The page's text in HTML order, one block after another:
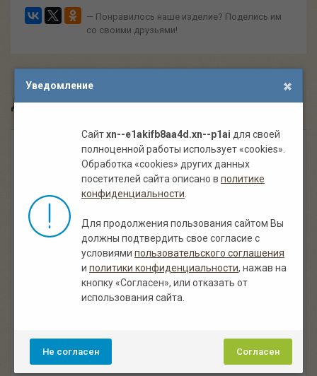
— Понравилось наше изделие? Поделись им
со своими друзьями!
Другие похожие крыши:
Тростниковые крыши
3 500.00 руб.
Уведомление
Сайтxn--e1akifb8aa4d.xn--p1ai для своей
полноценной работы использует «cookies».
Обработка «cookies» других данных
посетителей сайта описано в политике
конфиденциальности
Для продолжения пользования сайтом Вы
должны подтвердить свое согласие с
условиями пользовательского соглашения
и политики конфиденциальности, нажав на
кнопку «Согласен», или отказать от
использования сайта.
Согласен
Не согласен